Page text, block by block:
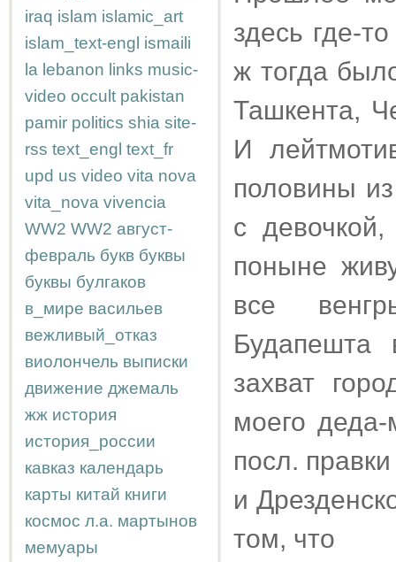
iraq islam islamic_art
islam_text-engl ismaili
la lebanon links music-
video occult pakistan
pamir politics shia site-
rss text_engl text_fr
upd us video vita nova
vita_nova vivencia
WW2 WW2 август-
февраль букв буквы
буквы булгаков
в_мире васильев
вежливый_отказ
виолончель выписки
движение джемаль
жж история
история_россии
кавказ календарь
карты китай книги
космос л.а. мартынов
мемуары
здесь где-
ж тогда
Ташкента,
И
половины
с
поныне
все
захват
моего
посл.
и
том, что